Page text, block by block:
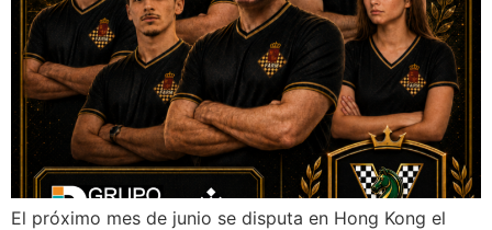
El próximo mes de junio se disputa en Hong Kong el